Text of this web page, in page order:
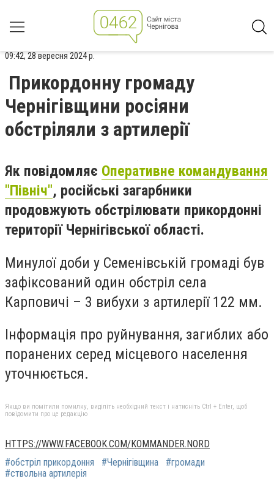
09:42, 28 вересня 2024 р.
Прикордонну громаду
Чернігівщини росіяни
обстріляли з артилерії
Як повідомляє Оперативне командування
"Північ", російські загарбники
продовжують обстрілювати прикордонні
території Чернігівської області.
Минулої доби у Семенівській громаді був
зафіксований один обстріл села
Карповичі – 3 вибухи з артилерії 122 мм.
Інформація про руйнування, загиблих або
поранених серед місцевого населення
уточнюється.
Якщо ви помітили помилку, виділіть необхідний текст і натисніть Ctrl + Enter, щоб
повідомити про це редакцію
HTTPS://WWW.FACEBOOK.COM/KOMMANDER.NORD
#обстріл прикордоння
#Чернігівщина
#громади
#ствольна артилерія